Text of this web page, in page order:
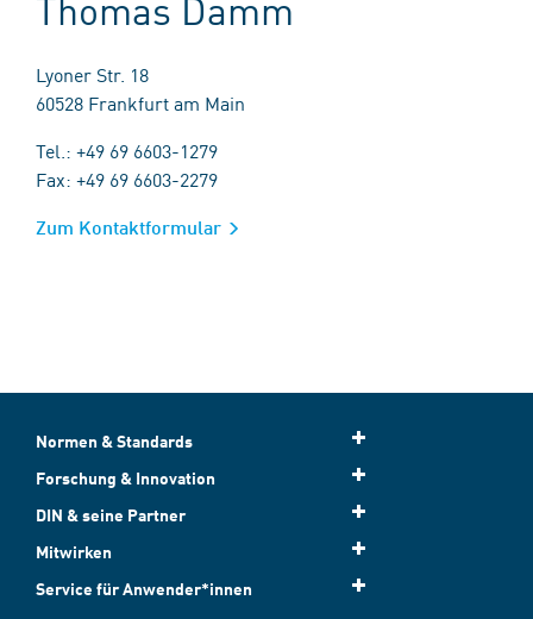
Lyoner Str. 18
60528 Frankfurt am Main
Tel.: +49 69 6603-1279
Fax: +49 69 6603-2279
Zum Kontaktformular
Normen & Standards
Forschung & Innovation
DIN & seine Partner
Mitwirken
Service für Anwender*innen